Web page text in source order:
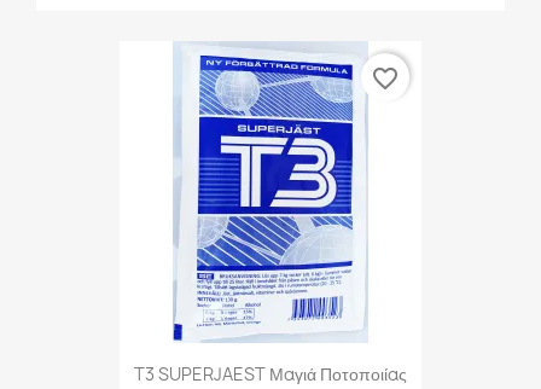
T3 SUPERJAEST Μαγιά Ποτοποιίας
favorite_border